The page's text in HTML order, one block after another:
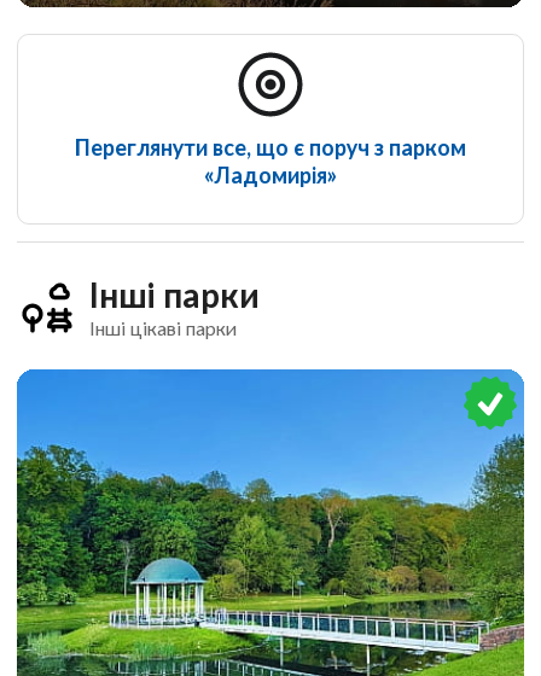
Переглянути все, що є поруч з парком
«Ладомирія»
Інші парки
Інші цікаві парки